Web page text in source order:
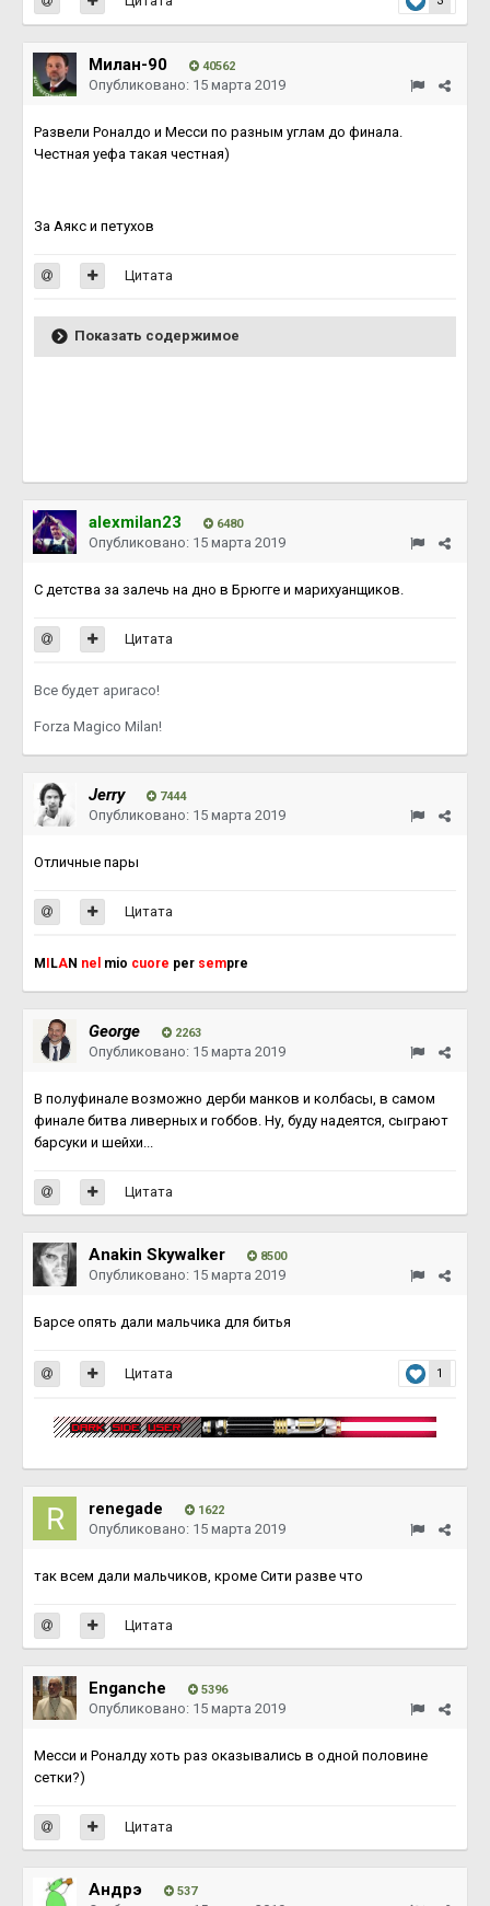
Милан-90 40562
Опубликовано: 15 марта 2019
Развели Роналдо и Месси по разным углам до финала.
Честная уефа такая честная)
За Аякс и петухов
Цитата
Показать содержимое
alexmilan23 6480
Опубликовано: 15 марта 2019
С детства за залечь на дно в Брюгге и марихуанщиков.
Цитата
Все будет аригасо!
Forza Magico Milan!
Jerry 7444
Опубликовано: 15 марта 2019
Отличные пары
Цитата
M LAN nel mio cuore per sempre
George 2263
Опубликовано: 15 марта 2019
В полуфинале возможно дерби манков и колбасы, в самом
финале битва ливерных и гоббов. Ну, буду надеятся, сыграют
барсуки и шейхи...
Цитата
Anakin Skywalker 8500
Опубликовано: 15 марта 2019
Барсе опять дали мальчика для битья
1
Цитата
renegade 1622
Опубликовано: 15 марта 2019
так всем дали мальчиков, кроме Сити разве что
Цитата
Enganche 5396
Опубликовано: 15 марта 2019
Месси и Роналду хоть раз оказывались в одной половине
сетки?)
Цитата
Андрэ 537